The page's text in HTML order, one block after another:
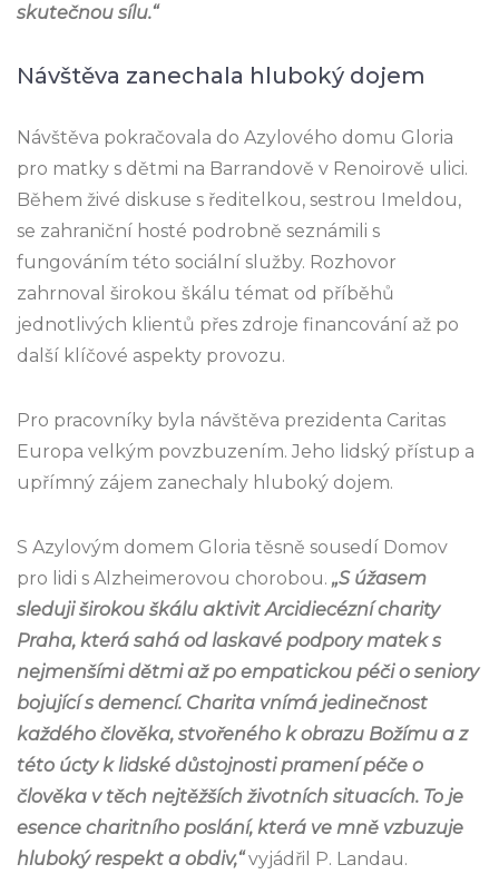
skutečnou sílu.“
Návštěva zanechala hluboký dojem
Návštěva pokračovala do Azylového domu Gloria
pro matky s dětmi na Barrandově v Renoirově ulici.
Během živé diskuse s ředitelkou, sestrou Imeldou,
se zahraniční hosté podrobně seznámili s
fungováním této sociální služby. Rozhovor
zahrnoval širokou škálu témat od příběhů
jednotlivých klientů přes zdroje financování až po
další klíčové aspekty provozu.
Pro pracovníky byla návštěva prezidenta Caritas
Europa velkým povzbuzením. Jeho lidský přístup a
upřímný zájem zanechaly hluboký dojem.
S Azylovým domem Gloria těsně sousedí Domov
pro lidi s Alzheimerovou chorobou. „S úžasem
sleduji širokou škálu aktivit Arcidiecézní charity
Praha, která sahá od laskavé podpory matek s
nejmenšími dětmi až po empatickou péči o seniory
bojující s demencí. Charita vnímá jedinečnost
každého člověka, stvořeného k obrazu Božímu a z
této úcty k lidské důstojnosti pramení péče o
člověka v těch nejtěžších životních situacích. To je
esence charitního poslání, která ve mně vzbuzuje
hluboký respekt a obdiv,“vyjádřil P. Landau.